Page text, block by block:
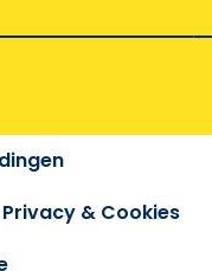
Privacy & Cookies